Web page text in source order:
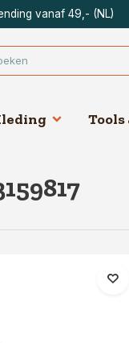
vanaf 49,- (NL)